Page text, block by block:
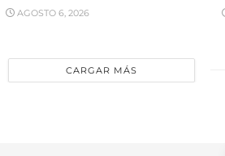
AGOSTO 6, 2026
CARGAR MÁS